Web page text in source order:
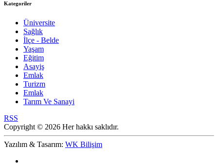
Kategoriler
Üniversite
Sağlık
İlçe - Belde
Yaşam
Eğitim
Asayiş
Emlak
Turizm
Emlak
Tarım Ve Sanayi
RSS
Copyright © 2026 Her hakkı saklıdır.
Yazılım & Tasarım: WK Bilişim